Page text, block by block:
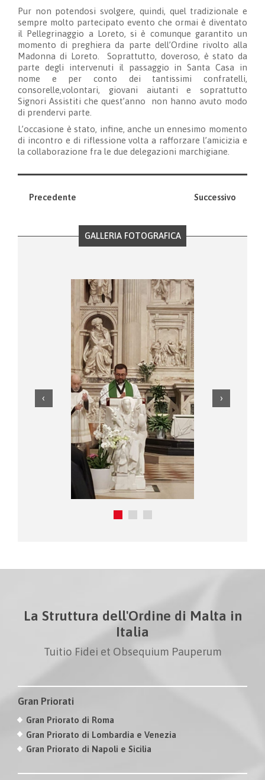
Pur non potendosi svolgere, quindi, quel tradizionale e
sempre molto partecipato evento che ormai è diventato
il Pellegrinaggio a Loreto, si è comunque garantito un
momento di preghiera da parte dell’Ordine rivolto alla
Madonna di Loreto. Soprattutto, doveroso, è stato da
parte degli intervenuti il passaggio in Santa Casa in
nome e per conto dei tantissimi confratelli,
consorelle,volontari, giovani aiutanti e soprattutto
Signori Assistiti che quest’anno non hanno avuto modo
di prendervi parte.
L’occasione è stato, infine, anche un ennesimo momento
di incontro e di riflessione volta a rafforzare l’amicizia e
la collaborazione fra le due delegazioni marchigiane.
Precedente Successivo
GALLERIA FOTOGRAFICA
La Struttura dell'Ordine di Malta in
Italia
Tuitio Fidei et Obsequium Pauperum
Gran Priorati
Gran Priorato di Roma
Gran Priorato di Lombardia e Venezia
Gran Priorato di Napoli e Sicilia